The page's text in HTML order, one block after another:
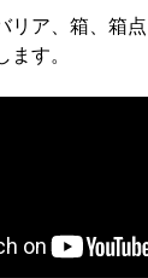
リア、箱、箱
ます。